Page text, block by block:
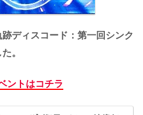
ディスコード：第一回シンク
。
ントはコチラ